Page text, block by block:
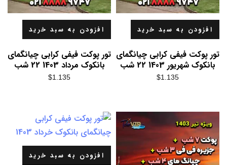
افزودن به سبد خرید
تور پوکت فیفی کرابی چیانگمای
بانکوک شهریور 1403 22 شب
$1.135
افزودن به سبد خرید
تور پوکت فیفی کرابی چیانگمای
بانکوک مرداد 1403 22 شب
$1.135
افزودن به سبد خرید